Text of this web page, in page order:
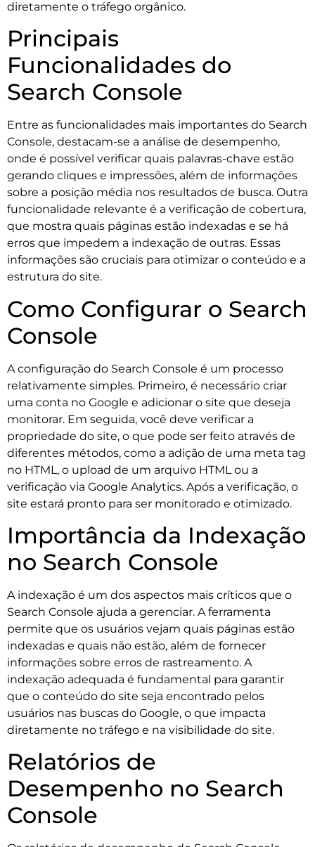
diretamente o tráfego orgânico.
Principais
Funcionalidades do
Search Console
Entre as funcionalidades mais importantes do Search
Console, destacam-se a análise de desempenho,
onde é possível verificar quais palavras-chave estão
gerando cliques e impressões, além de informações
sobre a posição média nos resultados de busca. Outra
funcionalidade relevante é a verificação de cobertura,
que mostra quais páginas estão indexadas e se há
erros que impedem a indexação de outras. Essas
informações são cruciais para otimizar o conteúdo e a
estrutura do site.
Como Configurar o Search
Console
A configuração do Search Console é um processo
relativamente simples. Primeiro, é necessário criar
uma conta no Google e adicionar o site que deseja
monitorar. Em seguida, você deve verificar a
propriedade do site, o que pode ser feito através de
diferentes métodos, como a adição de uma meta tag
no HTML, o upload de um arquivo HTML ou a
verificação via Google Analytics. Após a verificação, o
site estará pronto para ser monitorado e otimizado.
Importância da Indexação
no Search Console
A indexação é um dos aspectos mais críticos que o
Search Console ajuda a gerenciar. A ferramenta
permite que os usuários vejam quais páginas estão
indexadas e quais não estão, além de fornecer
informações sobre erros de rastreamento. A
indexação adequada é fundamental para garantir
que o conteúdo do site seja encontrado pelos
usuários nas buscas do Google, o que impacta
diretamente no tráfego e na visibilidade do site.
Relatórios de
Desempenho no Search
Console